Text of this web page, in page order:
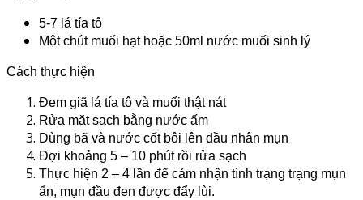
5-7 lá tía tô
Một chút muối hạt hoặc 50ml nước muối sinh lý
Cách thực hiện
Đem giã lá tía tô và muối thật nát
Rửa mặt sạch bằng nước ấm
Dùng bã và nước cốt bôi lên đầu nhân mụn
Đợi khoảng 5 – 10 phút rồi rửa sạch
Thực hiện 2 – 4 lần để cảm nhận tình trạng trạng mụn
ẩn, mụn đầu đen được đẩy lùi.